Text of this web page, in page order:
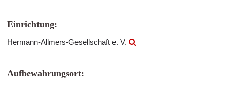
Einrichtung:
Hermann-Allmers-Gesellschaft e. V.
Aufbewahrungsort: